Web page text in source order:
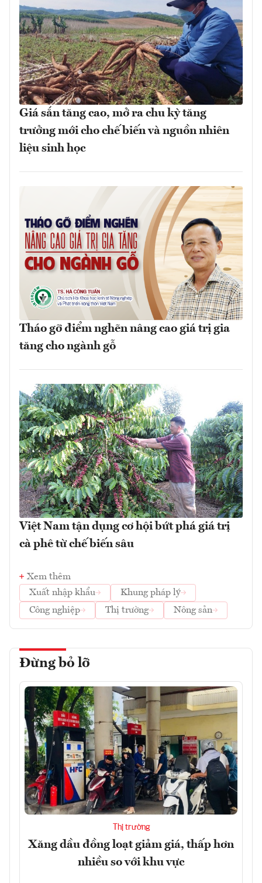
Giá sắn tăng cao, mở ra chu kỳ tăng
trưởng mới cho chế biến và nguồn nhiên
liệu sinh học
Tháo gỡ điểm nghẽn nâng cao giá trị gia
tăng cho ngành gỗ
Việt Nam tận dụng cơ hội bứt phá giá trị
cà phê từ chế biến sâu
Xem thêm
Xuất nhập khẩu
Khung pháp lý
Công nghiệp
Thị trường Nông sản
Đừng bỏ lỡ
Thị trường
Xăng dầu đồng loạt giảm giá, thấp hơn
nhiều so với khu vực